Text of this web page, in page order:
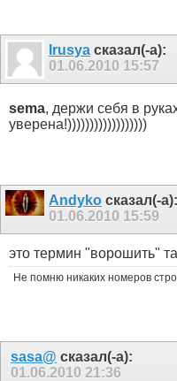
Irusya сказал(-а):
01.06.2010 15:57
sema, держи себя в
уверена!))))))))))))))))))
Andyko сказал(-а):
01.06.2010 15:59
это термин "ворошить"
Не помню никаких номеров
sasa@ сказал(-а):
01.06.2010 21:36